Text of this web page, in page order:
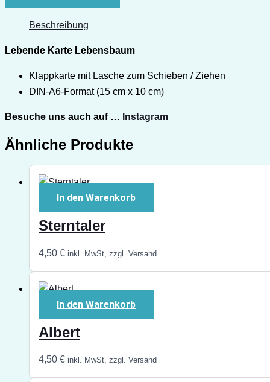
Beschreibung
Lebende Karte Lebensbaum
Klappkarte mit Lasche zum Schieben / Ziehen
DIN-A6-Format (15 cm x 10 cm)
Besuche uns auch auf … Instagram
Ähnliche Produkte
In den Warenkorb
Sterntaler
4,50 € inkl. MwSt, zzgl. Versand
In den Warenkorb
Albert
4,50 € inkl. MwSt, zzgl. Versand